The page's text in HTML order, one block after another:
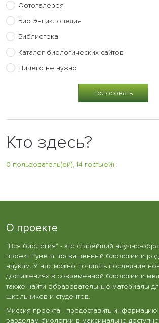
Фотогалерея
Био.Энциклопедия
Библиотека
Каталог биологических сайтов
Ничего не нужно
Кто здесь?
0 пользователь(ей), 14 гость(ей) :
О проекте
"Вся биология" - это старейший научно-
проект Рунета посвященный биологии и
наукам. У нас можно почитать последние
достижениях в современной биологии и
также найти образовательные материалы
школьников и студентов.
Миссия проекта - предоставить
разделам биологии в максимально